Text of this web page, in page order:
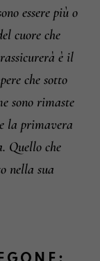
essere più o
cuore che
è il
che sotto
sono rimaste
la primavera
Quello che
nella sua